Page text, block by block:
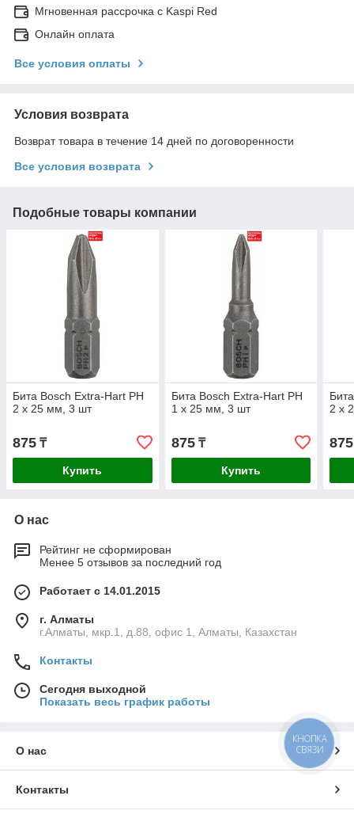
Мгновенная рассрочка с Kaspi Red
Онлайн оплата
Все условия оплаты
Условия возврата
Возврат товара в течение 14 дней по договоренности
Все условия возврата
Подобные товары компании
Бита Bosch Extra-Hart PH
2 x 25 мм, 3 шт
875 ₸
Купить
Бита Bosch Extra-Hart PH
1 x 25 мм, 3 шт
875₸
Купить
2 x
875
О нас
Рейтинг не сформирован
Менее 5 отзывов за последний год
Работает с 14.01.2015
г. Алматы
г.Алматы, мкр.1, д.88, офис 1, Алматы, Казахстан
Контакты
Сегодня выходной
Показать весь график работы
О нас
Контакты
КНОПКА
СВЯЗИ